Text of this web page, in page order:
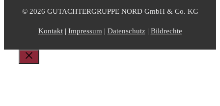
© 2026 GUTACHTERGRUPPE NORD GmbH & Co. KG
Kontakt| Impressum| Datenschutz| Bildrechte
Schließen